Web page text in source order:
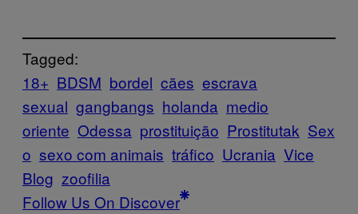
Tagged:
18+ BDSM bordel cães escrava
sexual gangbangs holanda medio
oriente Odessa prostituição Prostitutak Sex
o sexo com animais tráfico Ucrania Vice
Blog zoofilia
Follow Us On Discover